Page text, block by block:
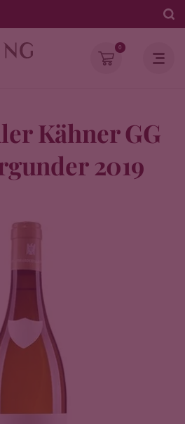
0
Kähner GG
2019